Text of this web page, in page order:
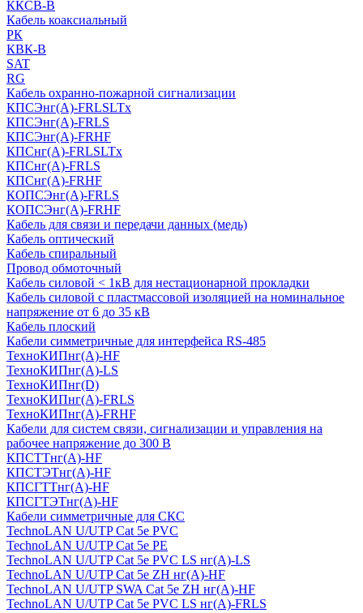
ККСВ-В
Кабель коаксиальный
РК
КВК-В
SAT
RG
Кабель охранно-пожарной сигнализации
КПСЭнг(А)-FRLSLTx
КПСЭнг(А)-FRLS
КПСЭнг(А)-FRHF
КПСнг(А)-FRLSLTx
КПСнг(А)-FRLS
КПСнг(А)-FRHF
КОПСЭнг(А)-FRLS
КОПСЭнг(А)-FRHF
Кабель для связи и передачи данных (медь)
Кабель оптический
Кабель спиральный
Провод обмоточный
Кабель силовой < 1кВ для нестационарной прокладки
Кабель силовой с пластмассовой изоляцией на номинальное
напряжение от 6 до 35 кВ
Кабель плоский
Кабели симметричные для интерфейса RS-485
ТеxноКИПнг(A)-HF
ТеxноКИПнг(A)-LS
ТеxноКИПнг(D)
ТехноКИПнг(A)-FRLS
ТехноКИПнг(A)-FRHF
Кабели для систем связи, сигнализации и управления на
рабочее напряжение до 300 В
КПСТТнг(A)-HF
КПСТЭТнг(A)-HF
КПСГТТнг(A)-HF
КПСГТЭТнг(A)-HF
Кабели симметричные для СКС
TechnoLAN U/UTP Cat 5e PVC
TechnoLAN U/UTP Cat 5e PE
TechnoLAN U/UTP Cat 5e PVC LS нг(A)-LS
TechnoLAN U/UTP Cat 5e ZH нг(A)-HF
TechnoLAN U/UTP SWA Cat 5e ZH нг(A)-HF
TechnoLAN U/UTP Cat 5e PVC LS нг(A)-FRLS